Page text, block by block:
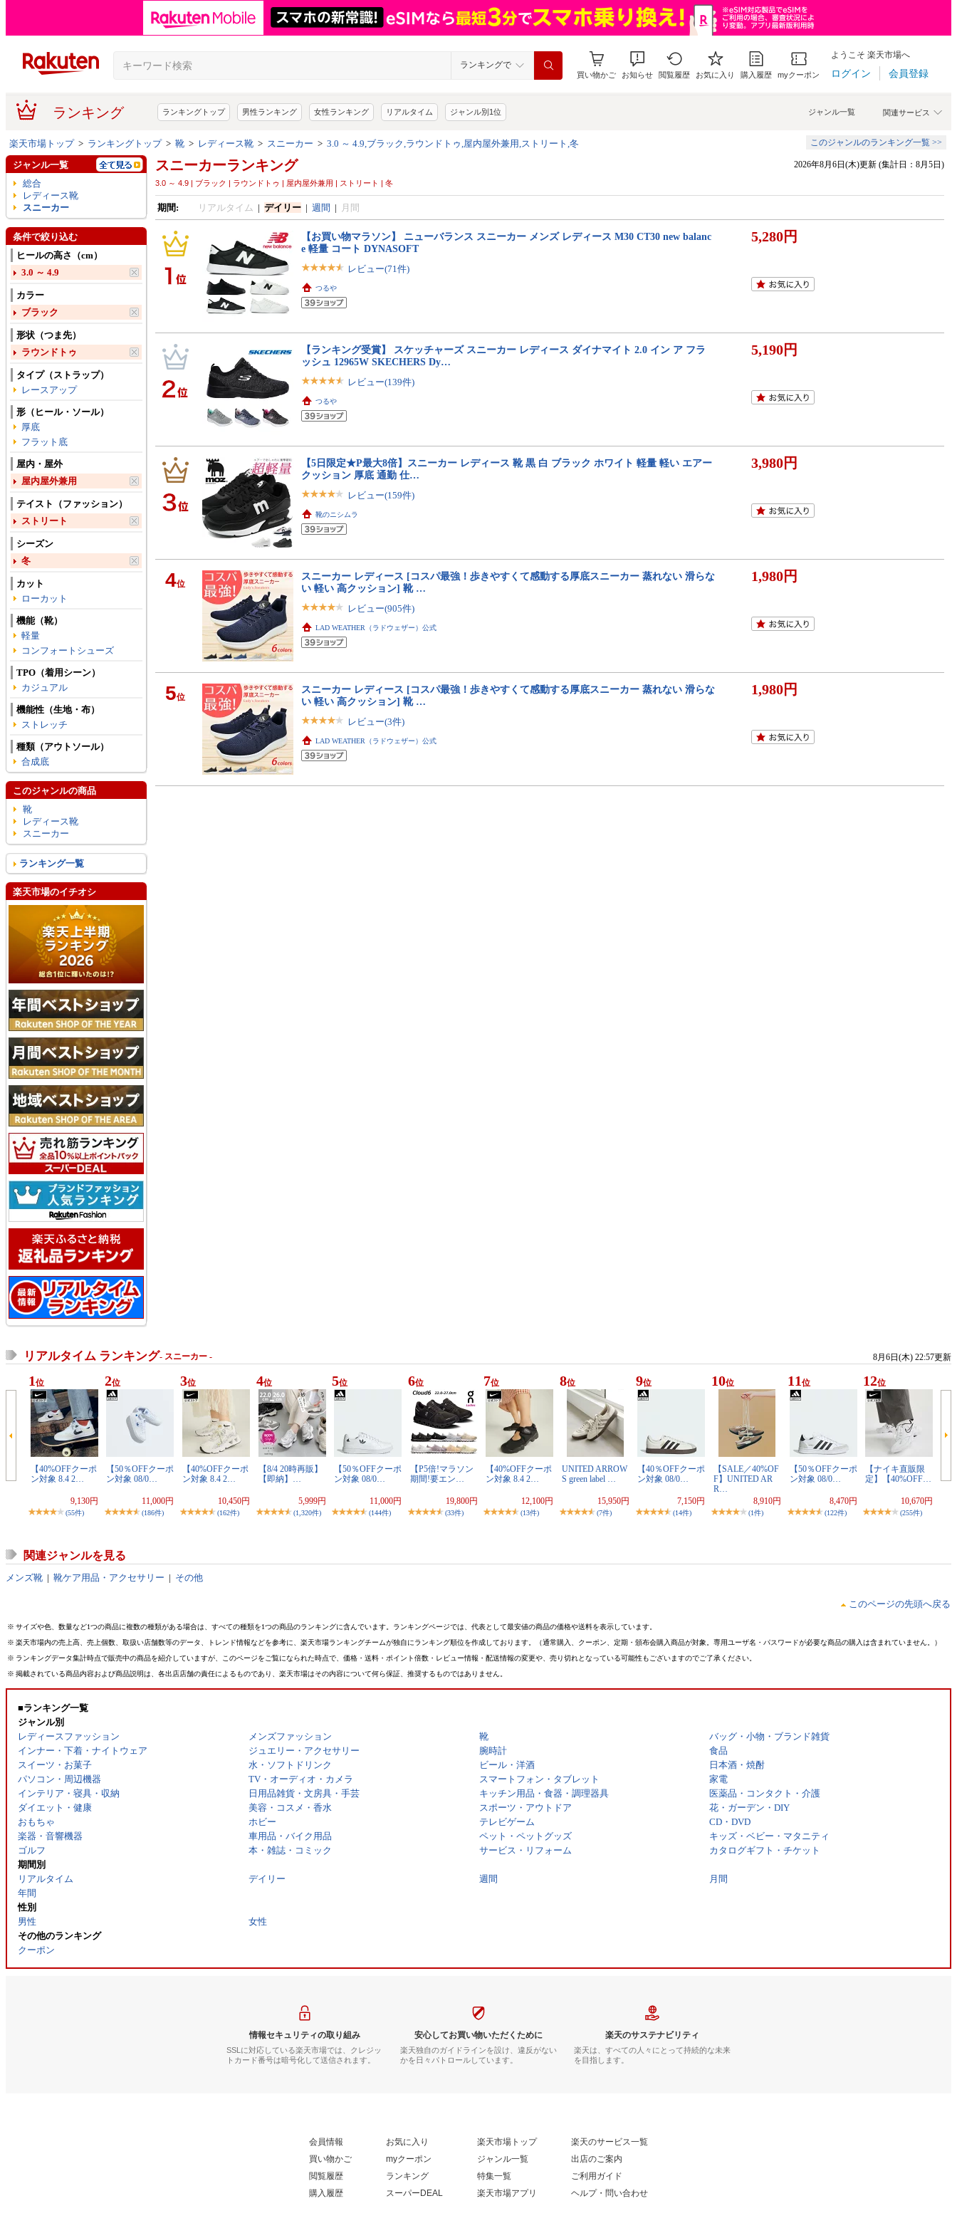
ランキングで
買い物かご お知らせ 閲覧履歴 お気に入り 購入履歴 myクーポン
ようこそ 楽天市場へ
ログイン 会員登録
ランキング 関連サービス
ジャンル一覧
ランキングトップ 男性ランキング 女性ランキング リアルタイム ジャンル別1位
楽天市場トップ> ランキングトップ> 靴 > レディース靴 > スニーカー > 3.0 ～ 4.9,ブラック,ラウンドトゥ,屋内屋外兼用,ストリート,冬 このジャンルのランキング一覧 >>
スニーカーランキング
3.0 ～ 4.9 | ブラック | ラウンドトゥ | 屋内屋外兼用 | ストリート | 冬
2026年8月6日(木)更新 (集計日：8月5日)
期間: リアルタイム | デイリー| 週間 | 月間
【お買い物マラソン】 ニューバランス スニーカー メンズ レディース M30 CT30 new balanc
e 軽量 コート DYNASOFT
レビュー(71件)
つるや
5,280円
【ランキング受賞】 スケッチャーズ スニーカー レディース ダイナマイト 2.0 イン ア フラ
ッシュ 12965W SKECHERS Dy…
レビュー(139件)
つるや
5,190円
【5日限定★P最大8倍】スニーカー レディース 靴 黒 白 ブラック ホワイト 軽量 軽い エアー
クッション 厚底 通勤 仕…
レビュー(159件)
靴のニシムラ
3,980円
4位
スニーカー レディース [コスパ最強！歩きやすくて感動する厚底スニーカー 蒸れない 滑らな
い 軽い 高クッション] 靴 …
レビュー(905件)
LAD WEATHER（ラドウェザー）公式
1,980円
5位
スニーカー レディース [コスパ最強！歩きやすくて感動する厚底スニーカー 蒸れない 滑らな
い 軽い 高クッション] 靴 …
レビュー(3件)
LAD WEATHER（ラドウェザー）公式
1,980円
ジャンル一覧
総合
レディース靴
スニーカー
条件で絞り込む
ヒールの高さ（cm）
3.0 ～ 4.9
カラー
ブラック
形状（つま先）
ラウンドトゥ
タイプ（ストラップ）
レースアップ
形（ヒール・ソール）
厚底
フラット底
屋内・屋外
屋内屋外兼用
テイスト（ファッション）
ストリート
シーズン
冬
カット
ローカット
機能（靴）
軽量
コンフォートシューズ
TPO（着用シーン）
カジュアル
機能性（生地・布）
ストレッチ
種類（アウトソール）
合成底
このジャンルの商品
靴
レディース靴
スニーカー
ランキング一覧
楽天市場のイチオシ
リアルタイム ランキング- スニーカー - 8月6日(木) 22:57更新
1 位
【40%OFFクーポ
ン対象 8.4 2…
9,130円
(55件)
2位
【50％OFFクーポ
ン対象 08/0…
11,000円
(186件)
3位
【40%OFFクーポ
ン対象 8.4 2…
10,450円
(162件)
4位
【8/4 20時再販】
【即納】…
5,999円
(1,320件)
5位
【50％OFFクーポ
ン対象 08/0…
11,000円
(144件)
6位
【P5倍!マラソン
期間!要エン…
19,800円
(33件)
7位
【40%OFFクーポ
ン対象 8.4 2…
12,100円
(13件)
8位
UNITED ARROW
S green label …
15,950円
(7件)
9位
【40％OFFクーポ
ン対象 08/0…
7,150円
(14件)
10位
【SALE／40%OF
F】UNITED AR
R…
8,910円
(1件)
11 位
【50％OFFクーポ
ン対象 08/0…
8,470円
(122件)
12位
【ナイキ直販限
定】【40%OFF…
10,670円
(255件)
関連ジャンルを見る
メンズ靴 | 靴ケア用品・アクセサリー | その他
このページの先頭へ戻る
※ サイズや色、数量など1つの商品に複数の種類がある場合は、すべての種類を1つの商品のランキングに含んでいます。ランキングページでは、代表として最安値の商品の価格や送料を表示しています。
※ 楽天市場内の売上高、売上個数、取扱い店舗数等のデータ、トレンド情報などを参考に、楽天市場ランキングチームが独自にランキング順位を作成しております。（通常購入、クーポン、定期・頒布会購入商品が対象。専用ユーザ名・パスワードが必要な商品の購入は含まれていません。）
※ ランキングデータ集計時点で販売中の商品を紹介していますが、このページをご覧になられた時点で、価格・送料・ポイント倍数・レビュー情報・配送情報の変更や、売り切れとなっている可能性もございますのでご了承ください。
※ 掲載されている商品内容および商品説明は、各出店店舗の責任によるものであり、楽天市場はその内容について何ら保証、推奨するものではありません。
■ランキング一覧
ジャンル別
レディースファッション
メンズファッション 靴
バッグ・小物・ブランド雑貨
インナー・下着・ナイトウェア
ジュエリー・アクセサリー 腕時計
食品
スイーツ・お菓子
水・ソフトドリンク ビール・洋酒
日本酒・焼酎
パソコン・周辺機器
TV・オーディオ・カメラ スマートフォン・タブレット
家電
インテリア・寝具・収納
日用品雑貨・文房具・手芸 キッチン用品・食器・調理器具
医薬品・コンタクト・介護
ダイエット・健康
美容・コスメ・香水 スポーツ・アウトドア
花・ガーデン・DIY
おもちゃ
ホビー テレビゲーム
CD・DVD
楽器・音響機器
車用品・バイク用品 ペット・ペットグッズ
キッズ・ベビー・マタニティ
ゴルフ
本・雑誌・コミック サービス・リフォーム
カタログギフト・チケット
期間別
リアルタイム
デイリー 週間
月間
年間
性別
男性
女性
その他のランキング
クーポン
情報セキュリティの取り組み
SSLに対応している楽天市場では、クレジッ
トカード番号は暗号化して送信されます。
安心してお買い物いただくために
楽天独自のガイドラインを設け、違反がない
かを日々パトロールしています。
楽天のサステナビリティ
楽天は、すべての人々にとって持続的な未来
を目指します。
会員情報
買い物かご
閲覧履歴
購入履歴
お気に入り
myクーポン
ランキング
スーパーDEAL
楽天市場トップ
ジャンル一覧
特集一覧
楽天市場アプリ
楽天のサービス一覧
出店のご案内
ご利用ガイド
ヘルプ・問い合わせ